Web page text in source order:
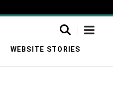
WEBSITE STORIES